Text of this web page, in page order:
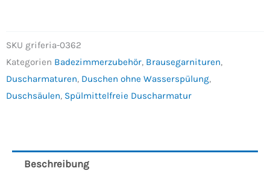
SKU griferia-0362
Kategorien Badezimmerzubehör, Brausegarnituren,
Duscharmaturen, Duschen ohne Wasserspülung,
Duschsäulen, Spülmittelfreie Duscharmatur
Beschreibung